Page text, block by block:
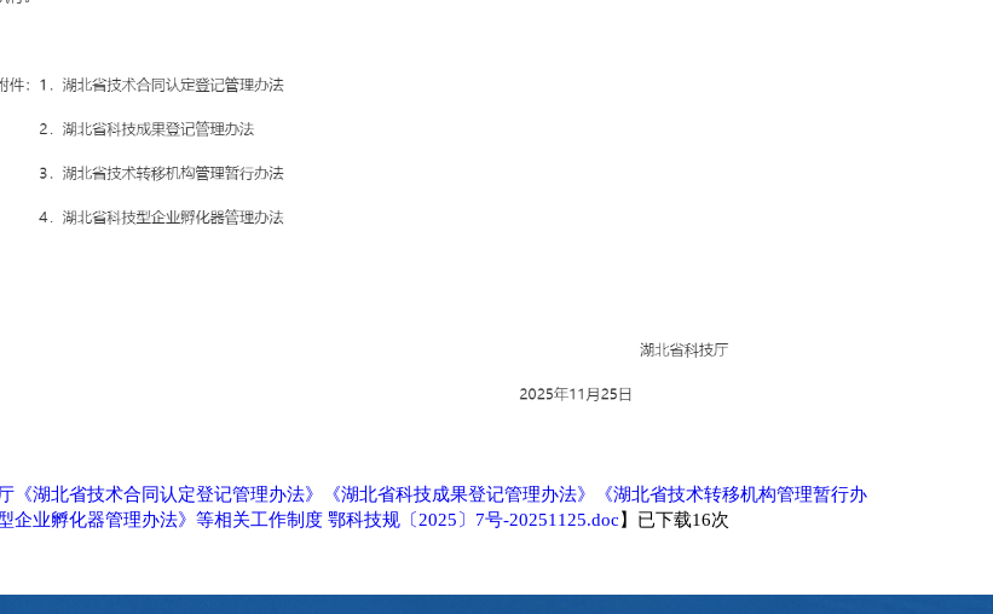
《湖北省技术合同认定登记管理办法》《湖北省科技成果登记管理办法》《湖北省技术转移机构管理暂行办
企业孵化器管理办法》等相关工作制度 鄂科技规〔2025〕7号-20251125.doc】已下载16次